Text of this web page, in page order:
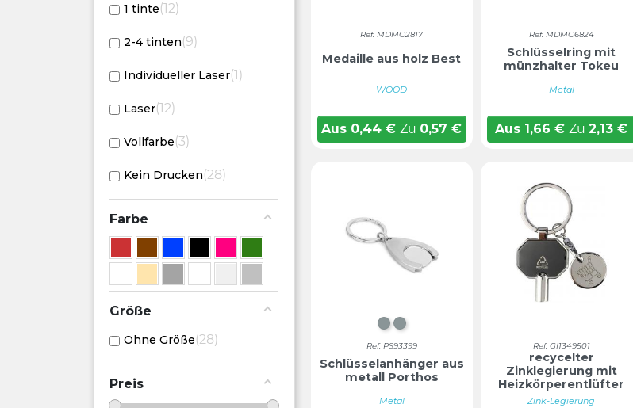
1 tinte 12
2-4 tinten 9
Individueller Laser 1
Laser 12
Vollfarbe 3
Kein Drucken 28
Farbe
Größe
Ohne Größe 28
Preis
Ref: MDMO2817
Medaille aus holz Best
WOOD
Aus 0,44€ Zu 0,57€
Ref: MDMO6824
Schlüsselring mit
münzhalter Tokeu
Metal
Aus 1,66€ Zu2,13€
Chrom mattiert
CHROM MATTIERT
Ref: PS93399
Schlüsselanhänger aus
metall Porthos
Metal
Ref: GI1349501
Schlüsselanhänger aus
recycelter
Zinklegierung mit
Heizkörperentlüfter
Mara
Zink-Legierung